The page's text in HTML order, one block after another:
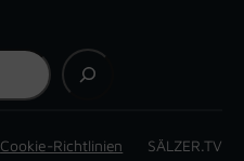
Cookie-Richtlinien SÄLZER.TV